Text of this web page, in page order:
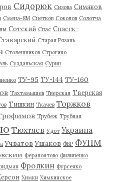
Сидорюк Сизова Симаков
Смена-8М Снетков Соколов Солотча
Сотский Спас Спасск-
Старая Рязань
Столешников Строгино
Суздальская Сурин
ТУ-95 ТУ-144 ТУ-160
Тахтамышев Тверская Тверская
Тишкин Ткачев Торжков
Трубеж Трубная
Тюхтяев Удот Украина
Учватов Ушаков ФВР ФУПМ
Ферапонтово Филипенко
Фролкин Фурсенко
Химки Химкинское